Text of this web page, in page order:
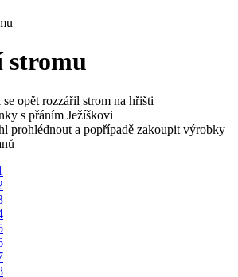
stromu
opět rozzářil strom na hřišti
s přáním Ježíškovi
prohlédnout a popřípadě zakoupit výrobky